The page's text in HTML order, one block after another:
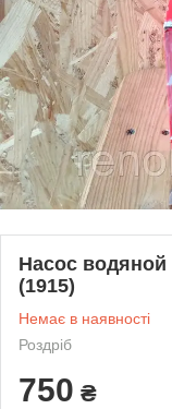
Насос водяной
(1915)
Немає в наявності
Роздріб
750 ₴